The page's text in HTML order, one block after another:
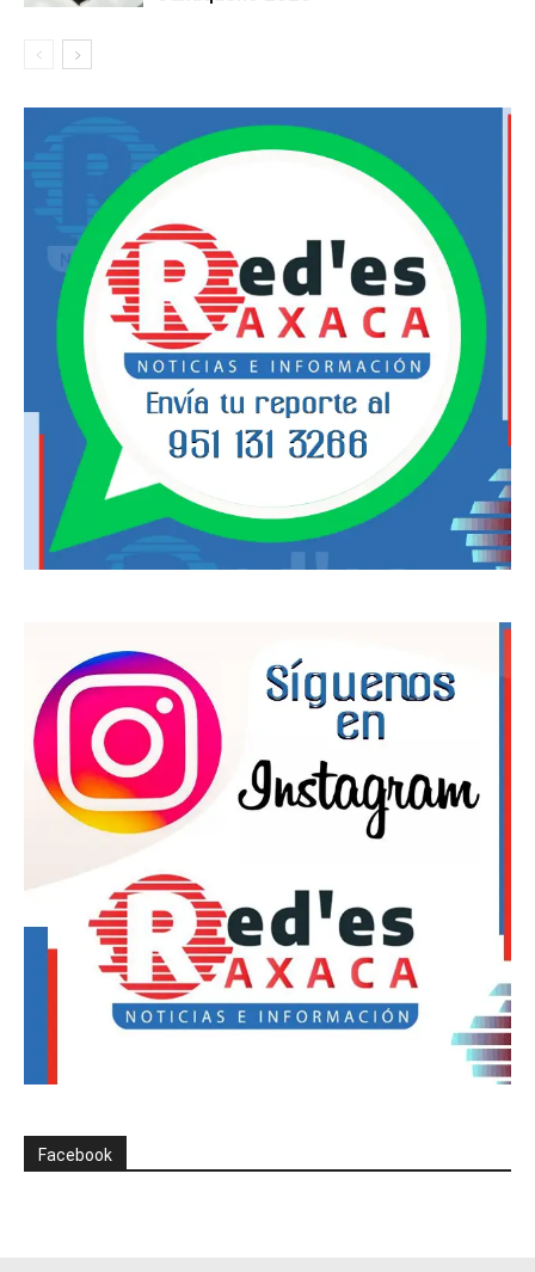
Facebook